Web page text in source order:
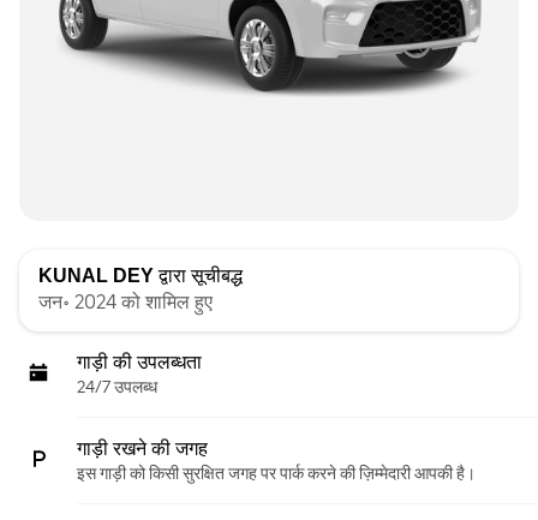
KUNAL DEYद्वारा सूचीबद्ध
जन॰ 2024 को शामिल हुए
गाड़ी की उपलब्धता
24/7 उपलब्ध
गाड़ी रखने की जगह
इस गाड़ी को किसी सुरक्षित जगह पर पार्क करने की ज़िम्मेदारी आपकी है।